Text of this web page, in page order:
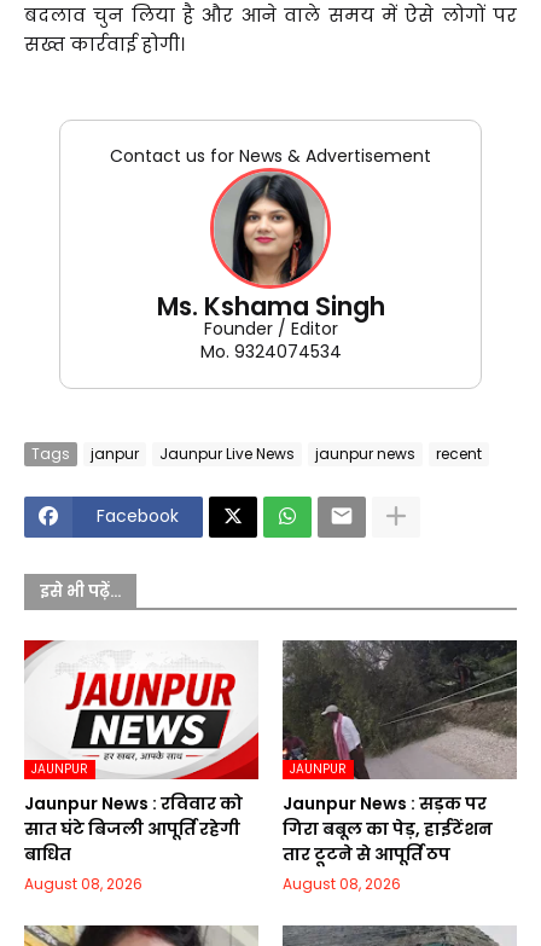
बदलाव चुन लिया है और आने वाले समय में ऐसे लोगों पर
सख्त कार्रवाई होगी।
Contact us for News & Advertisement
Ms. Kshama Singh
Founder / Editor
Mo. 9324074534
Tags janpur Jaunpur Live News jaunpur news recent
Facebook
इसे भी पढ़ें...
JAUNPUR
Jaunpur News : रविवार को
सात घंटे बिजली आपूर्ति रहेगी
बाधित
August 08, 2026
JAUNPUR
Jaunpur News : सड़क पर
गिरा बबूल का पेड़, हाईटेंशन
तार टूटने से आपूर्ति ठप
August 08, 2026